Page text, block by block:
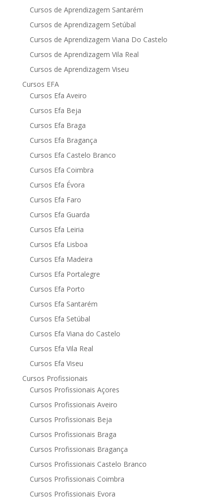
Cursos de Aprendizagem Santarém
Cursos de Aprendizagem Setúbal
Cursos de Aprendizagem Viana Do Castelo
Cursos de Aprendizagem Vila Real
Cursos de Aprendizagem Viseu
Cursos EFA
Cursos Efa Aveiro
Cursos Efa Beja
Cursos Efa Braga
Cursos Efa Bragança
Cursos Efa Castelo Branco
Cursos Efa Coimbra
Cursos Efa Évora
Cursos Efa Faro
Cursos Efa Guarda
Cursos Efa Leiria
Cursos Efa Lisboa
Cursos Efa Madeira
Cursos Efa Portalegre
Cursos Efa Porto
Cursos Efa Santarém
Cursos Efa Setúbal
Cursos Efa Viana do Castelo
Cursos Efa Vila Real
Cursos Efa Viseu
Cursos Profissionais
Cursos Profissionais Açores
Cursos Profissionais Aveiro
Cursos Profissionais Beja
Cursos Profissionais Braga
Cursos Profissionais Bragança
Cursos Profissionais Castelo Branco
Cursos Profissionais Coimbra
Cursos Profissionais Evora